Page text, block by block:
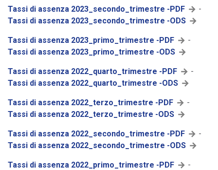
Tassi di assenza 2023_secondo_trimestre -PDF
-
Tassi di assenza 2023_secondo_trimestre -ODS
Tassi di assenza 2023_primo_trimestre -PDF
-
Tassi di assenza 2023_primo_trimestre -ODS
Tassi di assenza 2022_quarto_trimestre -PDF
-
Tassi di assenza 2022_quarto_trimestre -ODS
Tassi di assenza 2022_terzo_trimestre -PDF
-
Tassi di assenza 2022_terzo_trimestre -ODS
Tassi di assenza 2022_secondo_trimestre -PDF
-
Tassi di assenza 2022_secondo_trimestre -ODS
Tassi di assenza 2022_primo_trimestre -PDF
-